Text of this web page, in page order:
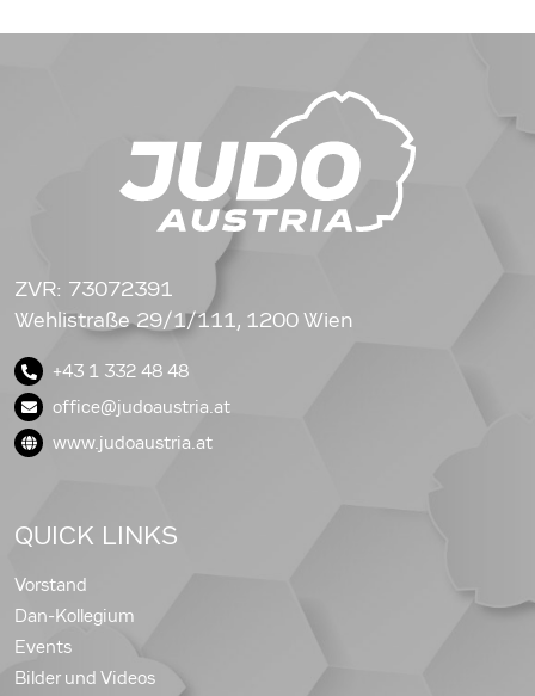
ZVR: 73072391
Wehlistraße 29/1/111, 1200 Wien
+43 1 332 48 48
office@judoaustria.at
www.judoaustria.at
QUICK LINKS
Vorstand
Dan-Kollegium
Events
Bilder und Videos